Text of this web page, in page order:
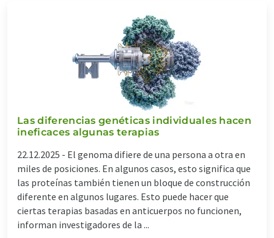
Las diferencias genéticas individuales hacen
ineficaces algunas terapias
22.12.2025 - El genoma difiere de una persona a otra en
miles de posiciones. En algunos casos, esto significa que
las proteínas también tienen un bloque de construcción
diferente en algunos lugares. Esto puede hacer que
ciertas terapias basadas en anticuerpos no funcionen,
informan investigadores de la ...